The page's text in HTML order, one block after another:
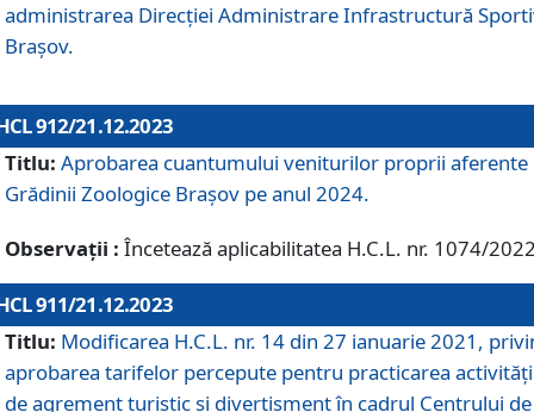
administrarea Direcției Administrare Infrastructură
Brașov.
912/21.12.2023
Titlu: Aprobarea cuantumului veniturilor proprii aferente
Grădinii Zoologice Braşov pe anul 2024.
Observații : Încetează aplicabilitatea H.C.L. nr. 1074/
911/21.12.2023
Titlu: Modificarea H.C.L. nr. 14 din 27 ianuarie 2021,
aprobarea tarifelor percepute pentru practicarea
de agrement turistic și divertisment în cadrul Centrului de